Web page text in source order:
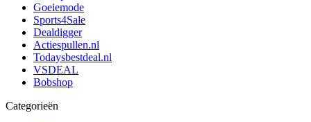
Goeiemode
Sports4Sale
Dealdigger
Actiespullen.nl
Todaysbestdeal.nl
VSDEAL
Bobshop
Categorieën